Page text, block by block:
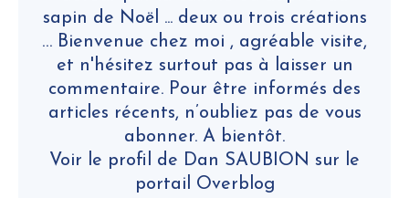
sapin de Noël ... deux ou trois créations
… Bienvenue chez moi , agréable visite,
et n'hésitez surtout pas à laisser un
commentaire. Pour être informés des
articles récents, n’oubliez pas de vous
abonner. A bientôt.
Voir le profil de Dan SAUBION sur le
portail Overblog